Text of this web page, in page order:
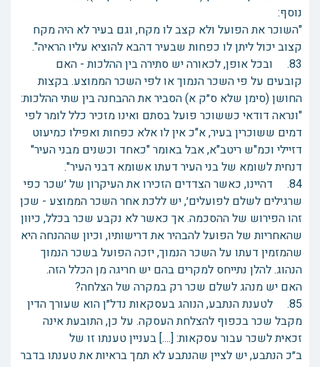
נוסף:
"השוכר את הפועל ולא קצב לו מקח, וגם בעיר לא היה מקח
קצוב יכול ליתן לו כפחות שבעיר דהבא להוציא עליו הראיה".
83. ובכל אופן, לכאורה יש סתירה בין ההלכות - האם
קובעים על פי השכר הנמוך או לפי השכר הממוצע. בקצות
החושן (סימן שלא ס״ק א) הסביר את ההבחנה בין שתי ההלכות:
"ונראה דודאי כששוכר פועל בסתם ואינו מזכיר כלל לומר לפי
דמים ששוכרין בעיר, א"כ אין לו אלא כפחות ואפילו כמיעוט
דזיילי וכמ"ש ריטב"א, אבל באומר "כאחד וכשנים מבני העיר"
דנחית לשומא של בני העיר דעתו אשומא דבני העיר".
84. דהיינו, כאשר הצדדים הזכירו את העיקרון של ׳שכר כפי
שרגילים לשלם לפועלים׳, יש ללכת אחר השכר הממוצע - שכן
זהו הפירוש של ההסכמה. אך כאשר לא נקבע שכר בכלל, כיוון
שהאחריות של הפועל להבהיר את דרישותיו, וכיון שההנחה היא
שהמזמין דעתו על השכר הנמוך, יזכה הפועל בשכר הנמוך
הנהוג. להלן נתייחס למקרים בהם יש חריגה מן הכלל הזה.
האם יש מנהג לשלם שכר רק במקרה של הצלחה?
85. לטענת הנתבע, הנוהג בעסקאות נדל״ן הוא שעורך הדין
מקבל שכר בכפוף להצלחת העסקה. על כן, התובעת אינה
זכאית לשכר עבור עסקאות: [....] בעניין טענתו זו של
ב״כ הנתבע, יש לציין שהנתבע לא תמך בראיות את טענתו בדבר